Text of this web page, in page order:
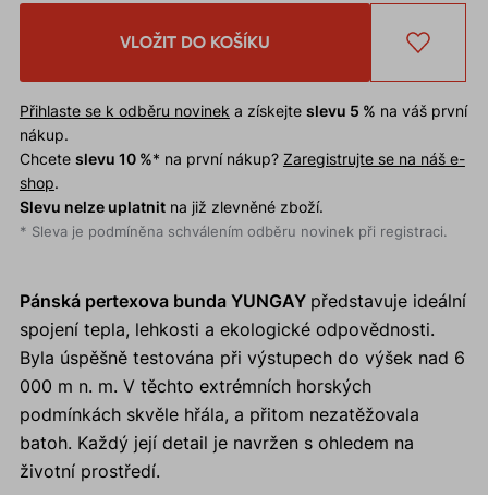
VLOŽIT DO KOŠÍKU
Přihlaste se k odběru novinek a získejte slevu 5 % na váš první
nákup.
Chcete slevu 10 %* na první nákup? Zaregistrujte se na náš e-
shop.
Slevu nelze uplatnitna již zlevněné zboží.
* Sleva je podmíněna schválením odběru novinek při registraci.
Pánská pertexova bunda YUNGAY představuje ideální
spojení tepla, lehkosti a ekologické odpovědnosti.
Byla úspěšně testována při výstupech do výšek nad 6
000 m n. m. V těchto extrémních horských
podmínkách skvěle hřála, a přitom nezatěžovala
batoh. Každý její detail je navržen s ohledem na
životní prostředí.